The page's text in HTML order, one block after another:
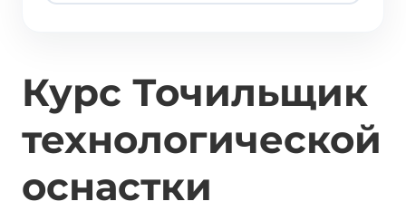
Курс Точильщик
технологической
оснастки